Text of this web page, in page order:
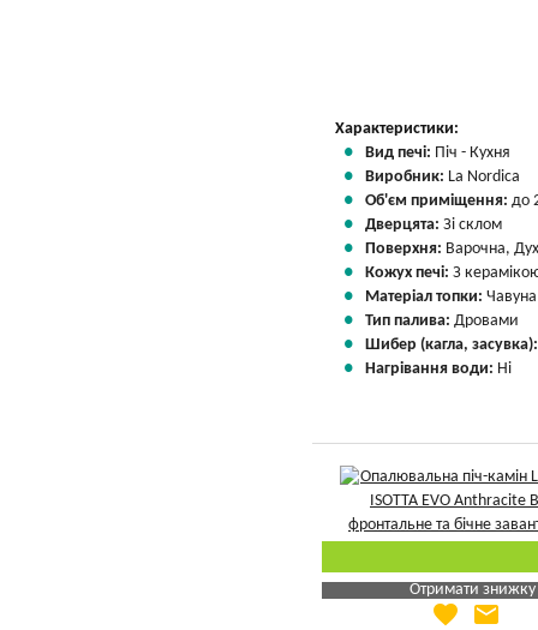
Характеристики:
Вид печі: Піч - Кухня
Виробник: La Nordica
Об'єм приміщення: до
Дверцята: Зі склом
Поверхня: Варочна,
Кожух печі: З
Матеріал топки: Чавуна
Тип палива: Дровами
Шибер (кагла,
Нагрівання води: Ні
Отримати знижку
Яка Ваша ціна
favorite email